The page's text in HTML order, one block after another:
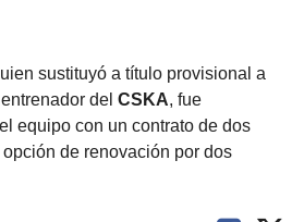
sustituyó a título provisional a
del CSKA, fue
equipo con un contrato de dos
de renovación por dos